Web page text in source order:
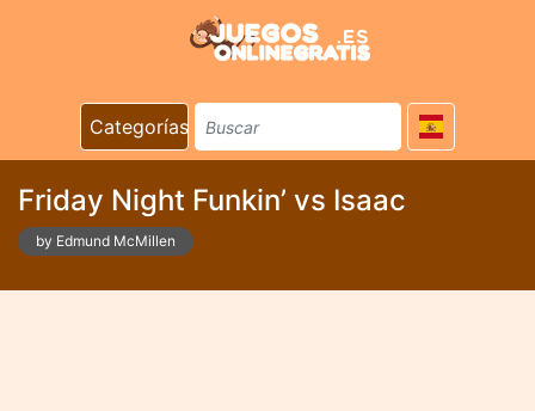
Categorías
Friday Night Funkin’ vs Isaac
by Edmund McMillen